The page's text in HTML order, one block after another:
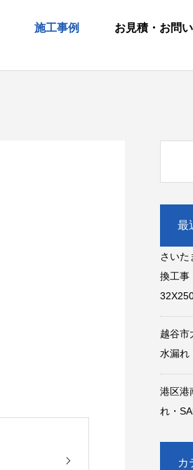
施工事例 お見積・お問
最
さいた
換工事
32X250
越谷市
水漏れ
港区港
れ・
カ